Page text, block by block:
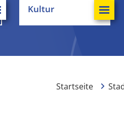
Kultur
Startseite